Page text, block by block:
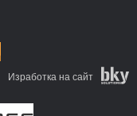
Изработка на сайт